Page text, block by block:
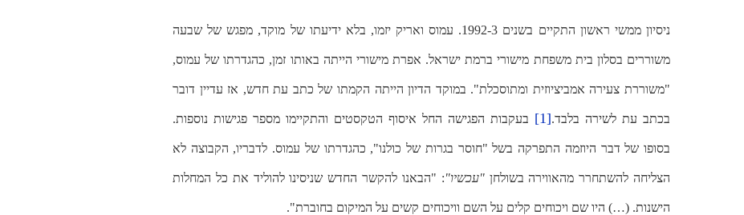
ניסיון ממשי ראשון התקיים בשנים 1992-3. עמוס ואריק יזמו, בלא ידיעתו של מוקד, מפגש של שבעה
משוררים בסלון בית משפחת מישורי ברמת ישראל. אפרת מישורי הייתה באותו זמן, כהגדרתו של עמוס,
"משוררת צעירה אמביציוזית ומתוסכלת". במוקד הדיון הייתה הקמתו של כתב עת חדש, אז עדיין דובר
בכתב עת לשירה בלבד.[1] בעקבות הפגישה החל איסוף הטקסטים והתקיימו מספר פגישות נוספות.
בסופו של דבר היוזמה התפרקה בשל "חוסר בגרות של כולנו", כהגדרתו של עמוס. לדבריו, הקבוצה לא
הצליחה להשתחרר מהאווירה בשולחן"עכשיו": "הבאנו להקשר החדש שניסינו להוליד את כל המחלות
הישנות. (…) היו שם ויכוחים קלים על השם וויכוחים קשים על המיקום בחוברת".